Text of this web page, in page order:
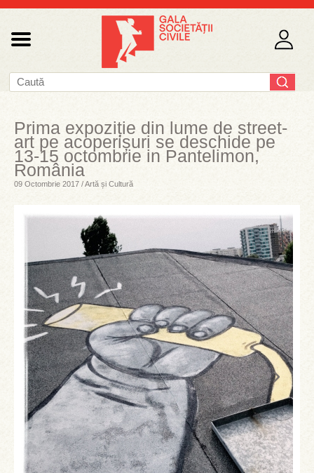
Prima expoziție din lume de street-
art pe acoperișuri se deschide pe
13-15 octombrie in Pantelimon,
România
09 Octombrie 2017 / Artă și Cultură